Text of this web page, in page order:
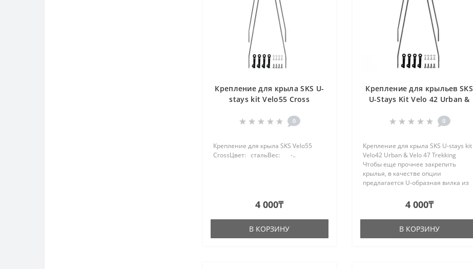
Крепление для крыла SKS U-
stays kit Velo55 Cross
0
Крепление для крыла SKS Velo55
CrossЦвет: стальВес: -..
4 000₸
В КОРЗИНУ
Крепление для крыльев SKS
U-Stays Kit Velo 42 Urban &
Forks With Ey0
Крепление для крыла SKS U-stays kit
Velo42 Urban & Velo 47 Trekking
Чтобы еще прочнее закрепить
крылья, в качестве опции
предлагается U-образная вилка из
мм. Данные крепления рассчитаны
на модели крылье..
4 000₸
В КОРЗИНУ